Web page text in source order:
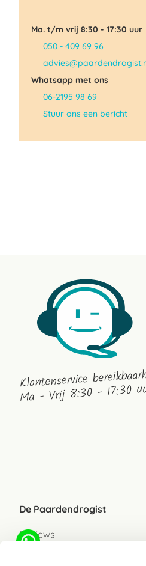
Ma. t/m vrij 8:30 - 17:30 uur
050 - 409 69 96
Whatsapp met ons
06-2195 98 69
Stuur ons een bericht
Klantenservice
Ma - Vrij 8:30 - 17:30
De Paardendrogist
Reviews